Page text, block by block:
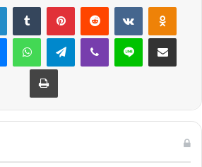
LinkedInTumblr PinterestReddit VKontakte
MessengerWhatsAppTelegramViber Line E-Posta ile
Yazdır